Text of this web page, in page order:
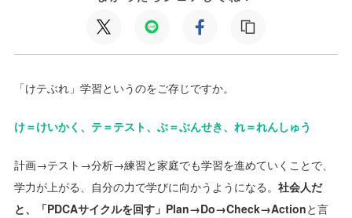
「けテぶれ」学習というのをご存じですか。
け＝けいかく、テ＝テスト、ぶ＝ぶんせき、れ＝れんしゅう
計画→テスト→分析→練習と家庭でも学習を進めていくことで、
学力が上がる、自分の力で学びに向かうようになる。 社会人だ
と、「PDCAサイクルを回す」Plan→Do→Check→Actionと言